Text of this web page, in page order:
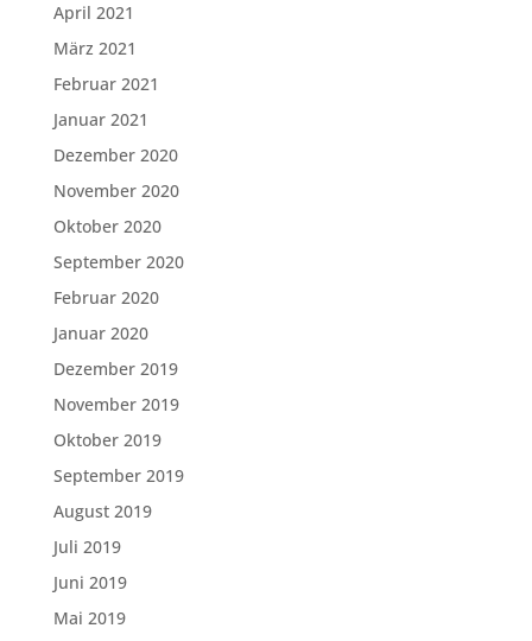
April 2021
März 2021
Februar 2021
Januar 2021
Dezember 2020
November 2020
Oktober 2020
September 2020
Februar 2020
Januar 2020
Dezember 2019
November 2019
Oktober 2019
September 2019
August 2019
Juli 2019
Juni 2019
Mai 2019